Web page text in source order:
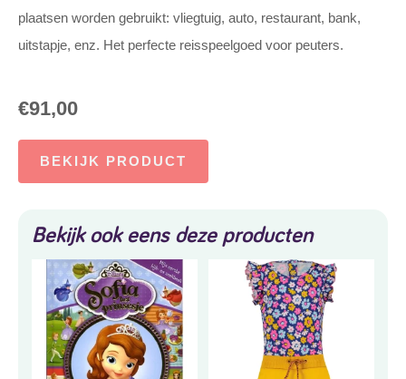
plaatsen worden gebruikt: vliegtuig, auto, restaurant, bank,
uitstapje, enz. Het perfecte reisspeelgoed voor peuters.
€91,00
BEKIJK PRODUCT
Bekijk ook eens deze producten